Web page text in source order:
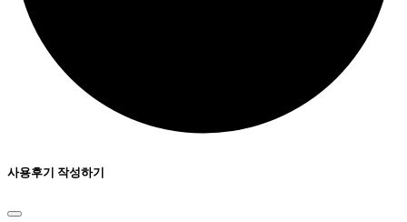
사용후기 작성하기